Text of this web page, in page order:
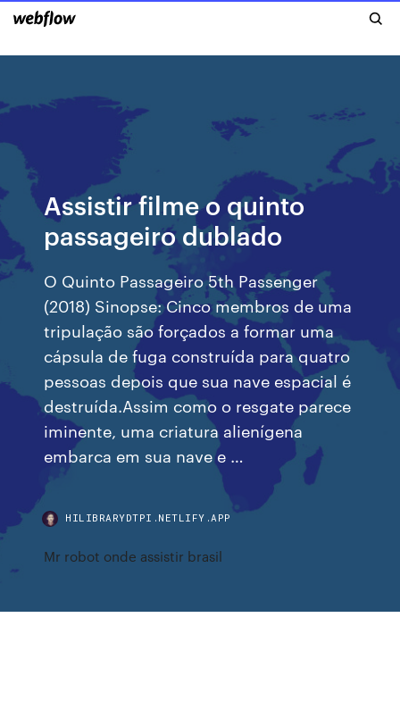
Assistir filme o quinto
passageiro dublado
O Quinto Passageiro 5th Passenger
(2018) Sinopse: Cinco membros de uma
tripulação são forçados a formar uma
cápsula de fuga construída para quatro
pessoas depois que sua nave espacial é
destruída.Assim como o resgate parece
iminente, uma criatura alienígena
embarca em sua nave e …
HILIBRARYDTPI.NETLIFY.APP
Mr robot onde assistir brasil